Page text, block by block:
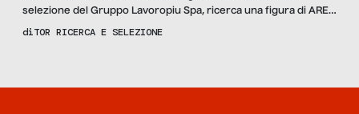
selezione del Gruppo Lavoropiu Spa, ricerca una figura di AREA
MANAGER NORD ITALIA per importante azienda che opera nel
[…]
diTOR RICERCA E SELEZIONE